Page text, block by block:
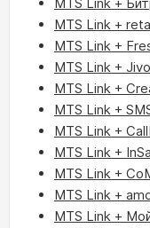
MTS Link +
MTS Link +
MTS Link +
MTS Link +
MTS Link +
MTS Link +
MTS Link +
MTS Link +
MTS Link +
MTS Link +